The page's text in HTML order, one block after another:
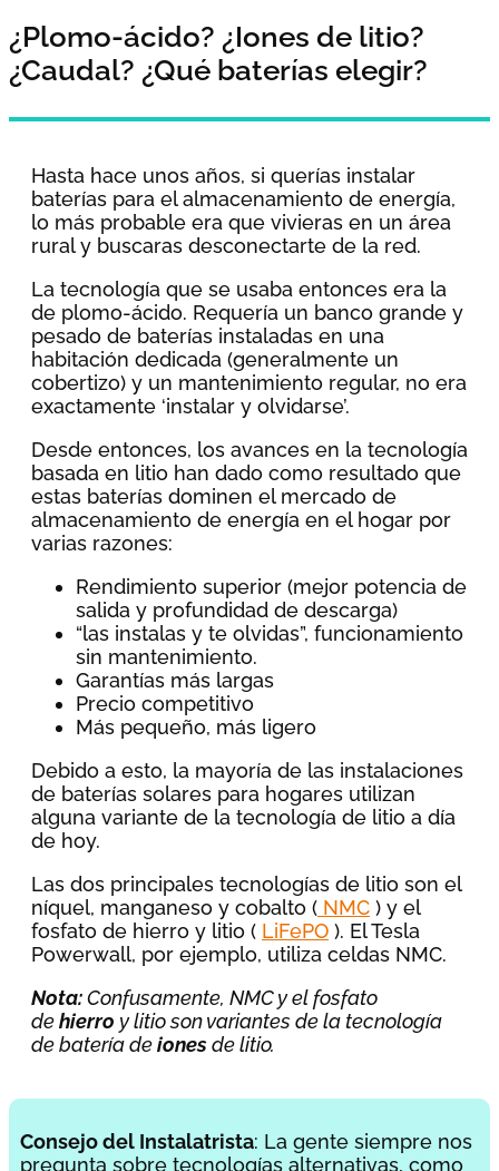
¿Plomo-ácido? ¿Iones de litio?
¿Caudal? ¿Qué baterías elegir?
Hasta hace unos años, si querías instalar
baterías para el almacenamiento de energía,
lo más probable era que vivieras en un área
rural y buscaras desconectarte de la red.
La tecnología que se usaba entonces era la
de plomo-ácido. Requería un banco grande y
pesado de baterías instaladas en una
habitación dedicada (generalmente un
cobertizo) y un mantenimiento regular, no era
exactamente ‘instalar y olvidarse’.
Desde entonces, los avances en la tecnología
basada en litio han dado como resultado que
estas baterías dominen el mercado de
almacenamiento de energía en el hogar por
varias razones:
Rendimiento superior (mejor potencia de
salida y profundidad de descarga)
“las instalas y te olvidas”, funcionamiento
sin mantenimiento.
Garantías más largas
Precio competitivo
Más pequeño, más ligero
Debido a esto, la mayoría de las instalaciones
de baterías solares para hogares utilizan
alguna variante de la tecnología de litio a día
de hoy.
Las dos principales tecnologías de litio son el
níquel, manganeso y cobalto ( NMC ) y el
fosfato de hierro y litio ( LiFePO ). El Tesla
Powerwall, por ejemplo, utiliza celdas NMC.
Nota:Confusamente, NMC y el fosfato
dehierro y litio son variantes de la tecnología
de batería deionesde litio.
Consejo del Instalatrista: La gente siempre nos
pregunta sobre tecnologías alternativas, como